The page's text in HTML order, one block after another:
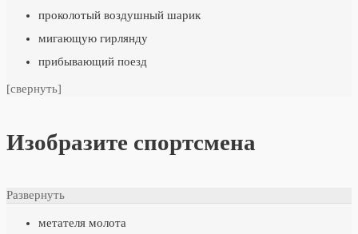
проколотый воздушный шарик
мигающую гирлянду
прибывающий поезд
[свернуть]
Изобразите спортсмена
Развернуть
метателя молота